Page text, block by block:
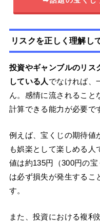
リスクを正しく理解し
投資やギャンブルのリス
している人 でなければ、
ん。感情に流されること
計算できる能力が必要で
例えば、宝くじの期待値
も娯楽として楽しめる人
値は約135円（300円の
は必ず損失が発生するこ
す。
また、投資における複